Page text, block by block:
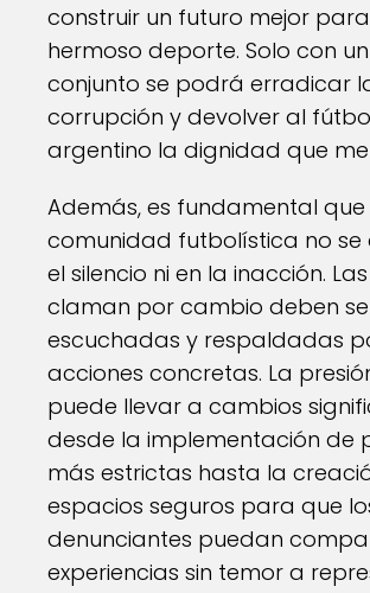
construir un futuro mejor
hermoso deporte. Solo con
conjunto se podrá erradicar
corrupción y devolver al
argentino la dignidad que
Además, es fundamental que
comunidad futbolística no se
el silencio ni en la inacción.
claman por cambio deben
escuchadas y respaldadas
acciones concretas. La
puede llevar a cambios
desde la implementación de
más estrictas hasta la
espacios seguros para que
denunciantes puedan
experiencias sin temor a